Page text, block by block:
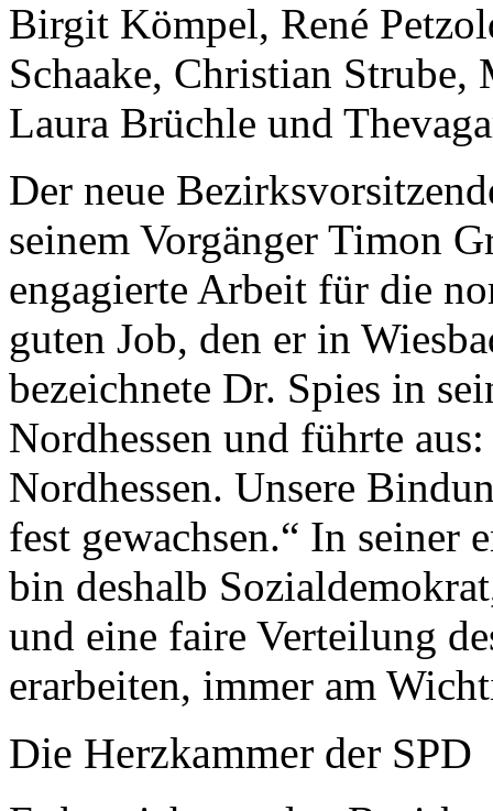
Birgit Kömpel, René
Schaake, Christian Strube,
Laura Brüchle und
Der neue
seinem Vorgänger Timon
engagierte Arbeit für die
guten Job, den er in
bezeichnete Dr. Spies in
Nordhessen und führte
Nordhessen. Unsere
fest gewachsen.“ In seiner
bin deshalb
und eine faire Verteilung
erarbeiten, immer am
Die Herzkammer der SPD